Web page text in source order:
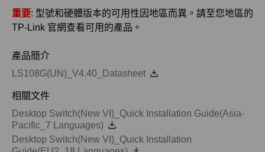
重要: 型號和硬體版本的可用性因地區而異。請至您地區的
TP-Link 官網查看可用的產品。
產品簡介
LS108G(UN)_V4.40_Datasheet
相關文件
Desktop Switch(New VI)_Quick Installation Guide(Asia-
Pacific_7 Languages)
Desktop Switch(New VI)_Quick Installation